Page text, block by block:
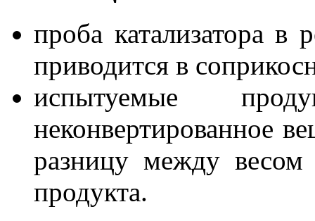
проба катализатора в
приводится в
испытуемые
неконвертированное
разницу между весом
продукта.